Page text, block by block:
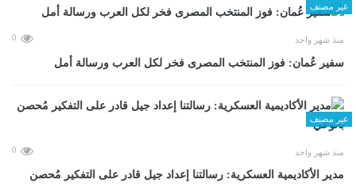
غير مصنف
منذ شهر واحد 0
سفير عُمان: فوز المنتخب المصرى فخر لكل العرب ورسالة أمل
غير مصنف
منذ شهر واحد 0
مدير الأكاديمية العسكرية: رسالتنا إعداد جيل قادر على التفكير مُحصن